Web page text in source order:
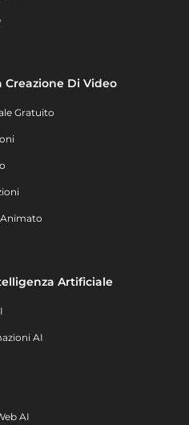
Di Video
Gratuito
Artificiale
AI
AI